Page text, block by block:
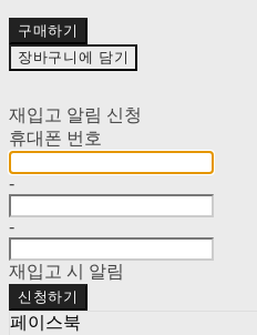
구매하기
장바구니에 담기
재입고 알림 신청
휴대폰 번호
-
-
재입고 시 알림
신청하기
페이스북